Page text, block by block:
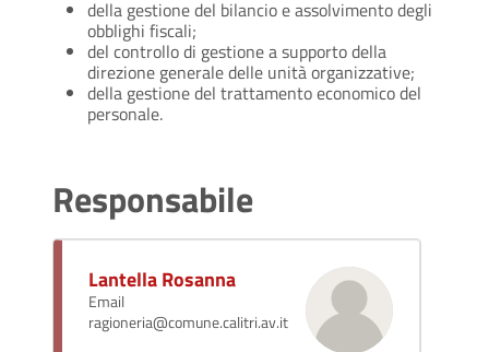
della gestione del bilancio e assolvimento degli
obblighi fiscali;
del controllo di gestione a supporto della
direzione generale delle unità organizzative;
della gestione del trattamento economico del
personale.
Responsabile
Lantella Rosanna
Email
ragioneria@comune.calitri.av.it